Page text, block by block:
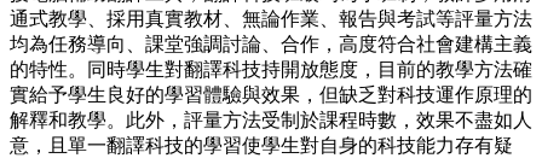
通式教學、採用真實教材、無論作業、報告與考試等評量方法
均為任務導向、課堂強調討論、合作，高度符合社會建構主義
的特性。同時學生對翻譯科技持開放態度，目前的教學方法確
實給予學生良好的學習體驗與效果，但缺乏對科技運作原理的
解釋和教學。此外，評量方法受制於課程時數，效果不盡如人
意，且單一翻譯科技的學習使學生對自身的科技能力存有疑